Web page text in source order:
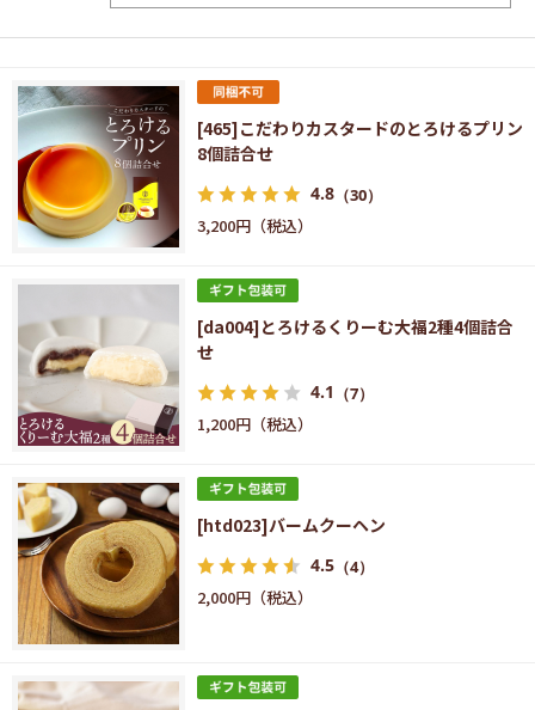
[465]こだわりカスタードのとろけるプリン
8個詰合せ
4.8 （30）
3,200円
[da004]とろけるくりーむ大福2種4個詰合
せ
4.1 （7）
1,200円
[htd023]バームクーヘン
4.5 （4）
2,000円